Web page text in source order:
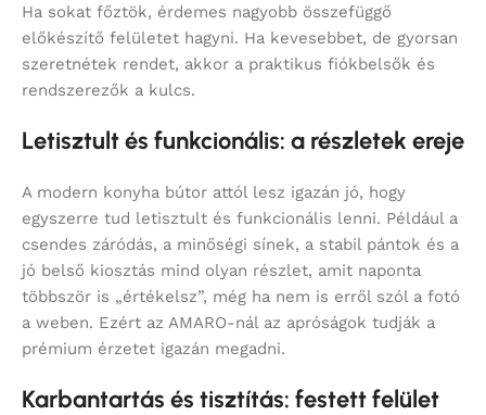
Ha sokat főztök, érdemes nagyobb összefüggő
előkészítő felületet hagyni. Ha kevesebbet, de gyorsan
szeretnétek rendet, akkor a praktikus fiókbelsők és
rendszerezők a kulcs.
Letisztult és funkcionális: a részletek ereje
A modern konyha bútor attól lesz igazán jó, hogy
egyszerre tud letisztult és funkcionális lenni. Például a
csendes záródás, a minőségi sínek, a stabil pántok és a
jó belső kiosztás mind olyan részlet, amit naponta
többször is „értékelsz”, még ha nem is erről szól a fotó
a weben. Ezért az AMARO-nál az apróságok tudják a
prémium érzetet igazán megadni.
Karbantartás és tisztítás: festett felület